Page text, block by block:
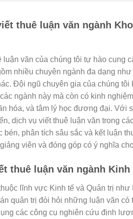
thuê luận văn ngành
luận văn của chúng tôi tự hào cung
nhiều chuyên ngành đa dạng
Đội ngũ chuyên gia của chúng
ngành này mà còn có kinh
hóa, và tâm lý học đương đại.
dịch vụ viết thuê luận văn trong
bén, phân tích sâu sắc và kết luận
viên và đóng góp có ý nghĩa
thuê luận văn ngành
lĩnh vực Kinh tế và Quản trị
quản trị đòi hỏi những luận văn
các công cụ nghiên cứu định